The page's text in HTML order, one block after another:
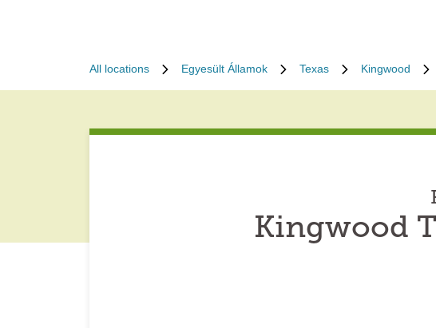
All locations Egyesült Államok Texas Kingwood
Kingwood